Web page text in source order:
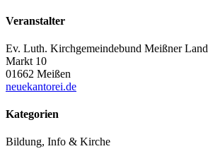
Veranstalter
Ev. Luth. Kirchgemeindebund Meißner Land
Markt 10
01662 Meißen
neuekantorei.de
Kategorien
Bildung, Info & Kirche